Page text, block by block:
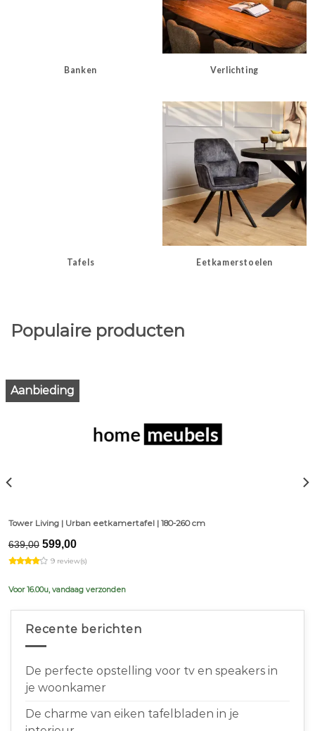
Banken Verlichting
Tafels Eetkamerstoelen
Populaire producten
Aanbieding
Tower Living | Urban eetkamertafel | 180-260 cm
639,00 Original
price
was:
599,00Current
is:
9 review(s)
Voor 16.00u, vandaag verzonden
Recente berichten
De perfecte opstelling voor tv en speakers in
je woonkamer
De charme van eiken tafelbladen in je